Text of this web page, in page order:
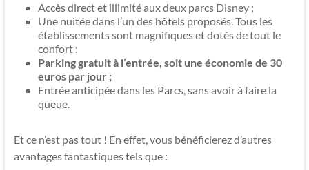
Accès direct et illimité aux deux parcs Disney ;
Une nuitée dans l’un des hôtels proposés. Tous les
établissements sont magnifiques et dotés de tout le
confort :
Parking gratuit à l’entrée, soit une économie de 30
euros par jour ;
Entrée anticipée dans les Parcs, sans avoir à faire la
queue.
Et ce n’est pas tout ! En effet, vous bénéficierez d’autres
avantages fantastiques tels que :